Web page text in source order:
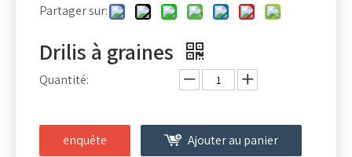
Partager sur:
Drilis à graines
Quantité:
enquête Ajouter au panier